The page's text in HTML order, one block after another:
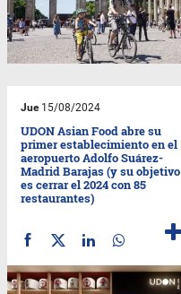
Jue15/08/2024
UDON Asian Food abre su
primer establecimiento en el
aeropuerto Adolfo Suárez-
Madrid Barajas (y su objetivo
es cerrar el 2024 con 85
restaurantes)